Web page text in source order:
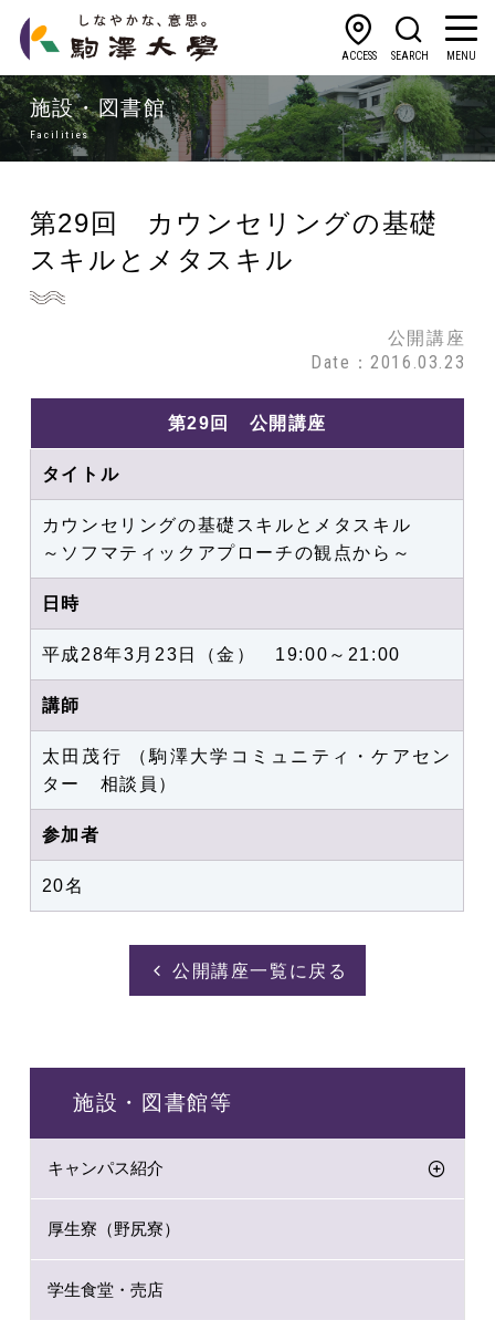
ACCESS SEARCH MENU
施設・図書館
Facilities
第29回 カウンセリングの基礎
スキルとメタスキル
公開講座
Date：2016.03.23
第29回 公開講座
タイトル
カウンセリングの基礎スキルとメタスキル
～ソフマティックアプローチの観点から～
日時
平成28年3月23日（金） 19:00～21:00
講師
太田茂行 （駒澤大学コミュニティ・ケアセン
ター 相談員）
参加者
20名
公開講座一覧に戻る
施設・図書館等
キャンパス紹介
厚生寮（野尻寮）
学生食堂・売店